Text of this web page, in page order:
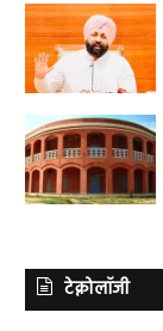
टेक्नोलॉजी